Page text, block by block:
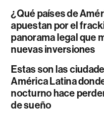
¿Qué países de
apuestan por el
panorama legal que
nuevas inversiones
Estas son las
América Latina
nocturno hace
de sueño